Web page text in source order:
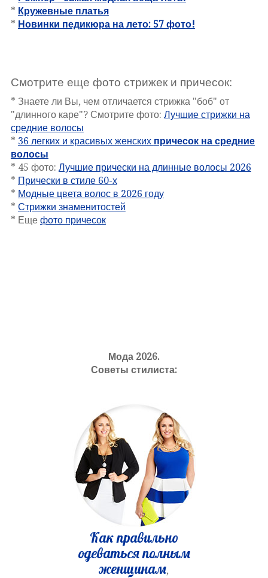
* Кружевные платья
* Новинки педикюра на лето: 57 фото!
Смотрите еще фото стрижек и причесок:
* Знаете ли Вы, чем отличается стрижка "боб" от
"длинного каре"? Смотрите фото: Лучшие стрижки на
средние волосы
* 36 легких и красивых женских причесок на средние
волосы
* 45 фото: Лучшие прически на длинные волосы 2026
* Прически в стиле 60-х
* Модные цвета волос в 2026 году
* Стрижки знаменитостей
* Еще фото причесок
Мода 2026.
Советы стилиста:
Как правильно
одеваться полным
женщинам,